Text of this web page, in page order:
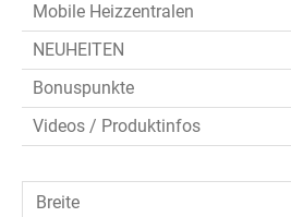
Mobile Heizzentralen
NEUHEITEN
Bonuspunkte
Videos / Produktinfos
Breite